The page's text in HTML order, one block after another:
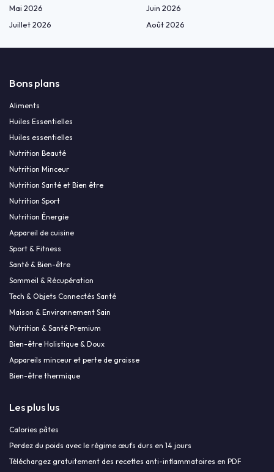
Mai 2026
Juin 2026
Juillet 2026
Août 2026
Bons plans
Aliments
Huiles Essentielles
Huiles essentielles
Nutrition Beauté
Nutrition Minceur
Nutrition Santé et Bien être
Nutrition Sport
Nutrition Énergie
Appareil de cuisine
Sport & Fitness
Santé & Bien-être
Sommeil & Récupération
Tech & Objets Connectés Santé
Maison & Environnement Sain
Nutrition & Santé Premium
Bien-être Holistique & Doux
Appareils minceur et perte de graisse
Bien-être thermique
Les plus lus
Calories pâtes
Perdez du poids avec le régime œufs durs en 14 jours
Téléchargez gratuitement des recettes anti-inflammatoires en PDF